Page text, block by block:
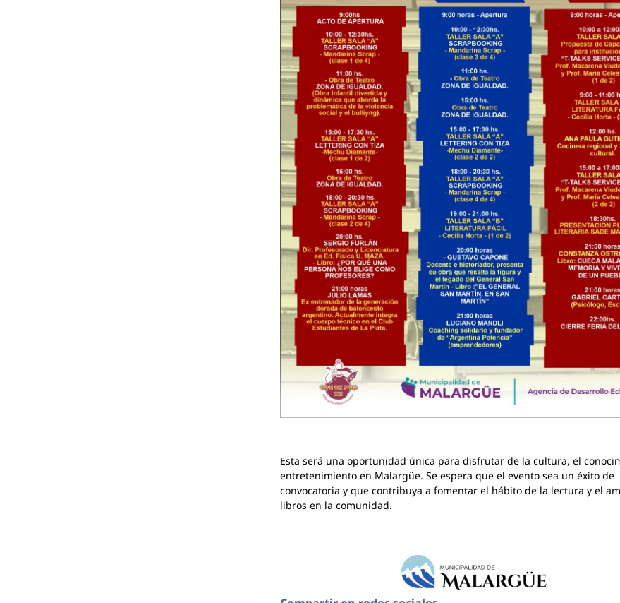
Esta será una oportunidad única para disfrutar de la cultura, el
entretenimiento en Malargüe. Se espera que el evento sea un éxito de
convocatoria y que contribuya a fomentar el hábito de la lectura y el
libros en la comunidad.